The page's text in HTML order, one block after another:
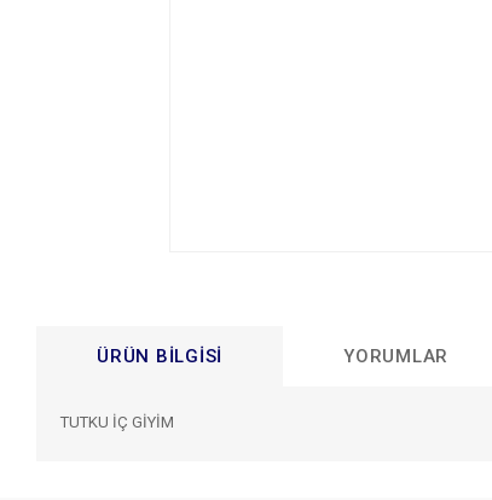
ÜRÜN BILGISI YORUMLAR
TUTKU İÇ GİYİM